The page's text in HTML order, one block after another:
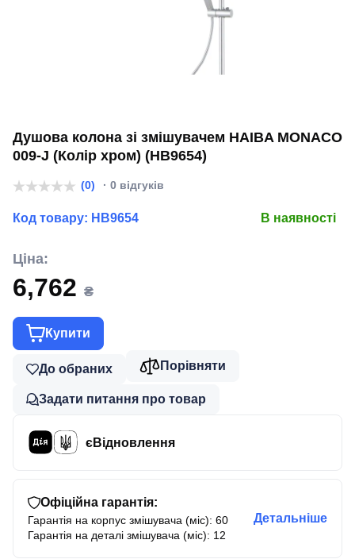
Душова колона зі змішувачем HAIBA MONACO
009-J (Колір хром) (HB9654)
(0) · 0 відгуків
Код товару: HB9654 В наявності
Ціна:
6,762 ₴
Купити
До обраних Порівняти
Задати питання про товар
єВідновлення
Офіційна гарантія:
Гарантія на корпус змішувача (міс): 60
Гарантія на деталі змішувача (міс): 12
Детальніше